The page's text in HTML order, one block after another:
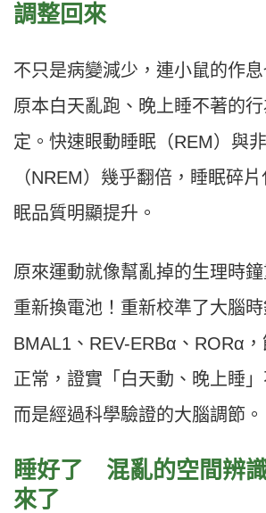
調整回來
不只是病變減少，連小鼠的作息
原本白天亂跑、晚上睡不著的
定。快速眼動睡眠（REM）與
（NREM）幾乎翻倍，睡眠碎
眠品質明顯提升。
原來運動就像幫亂掉的生理時鐘
重新換電池！重新校準了大腦時
BMAL1、REV-ERBα、RORα
正常，證實「白天動、晚上睡」
而是經過科學驗證的大腦調節。
睡好了 混亂的空間辨
來了